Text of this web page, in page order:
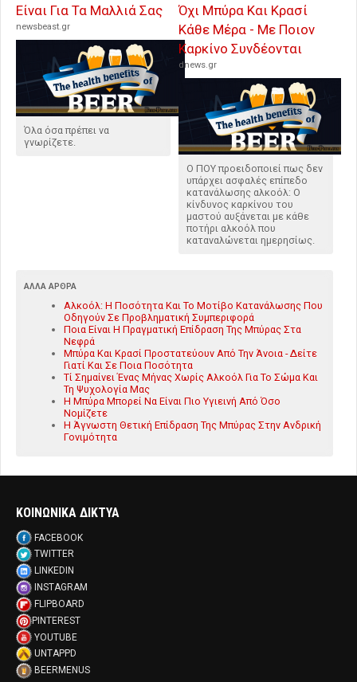
Είναι Για Τα Μαλλιά Σας
newsbeast.gr
Όλα όσα πρέπει να
γνωρίζετε.
Όχι Μπύρα Και Κρασί
Κάθε Μέρα - Με Ποιον
Καρκίνο Συνδέονται
dnews.gr
Ο ΠΟΥ προειδοποιεί πως δεν
υπάρχει ασφαλές επίπεδο
κατανάλωσης αλκοόλ: Ο
κίνδυνος καρκίνου του
μαστού αυξάνεται με κάθε
ποτήρι αλκοόλ που
καταναλώνεται ημερησίως.
ΆΛΛΑ ΆΡΘΡΑ
Αλκοόλ: Η Ποσότητα Και Το Μοτίβο Κατανάλωσης Που
Οδηγούν Σε Προβληματική Συμπεριφορά
Ποια Είναι Η Πραγματική Επίδραση Της Μπύρας Στα
Νεφρά
Μπύρα Και Κρασί Προστατεύουν Από Την Άνοια - Δείτε
Γιατί Και Σε Ποια Ποσότητα
Τί Σημαίνει Ένας Μήνας Χωρίς Αλκοόλ Για Το Σώμα Και
Τη Ψυχολογία Μας
Η Μπύρα Μπορεί Να Είναι Πιο Υγιεινή Από Όσο
Νομίζετε
Η Άγνωστη Θετική Επίδραση Της Μπύρας Στην Ανδρική
Γονιμότητα
ΚΟΙΝΩΝΙΚΑ ΔΙΚΤΥΑ
FACEBOOK
TWITTER
LINKEDIN
INSTAGRAM
FLIPBOARD
PINTEREST
YOUTUBE
UNTAPPD
BEERMENUS